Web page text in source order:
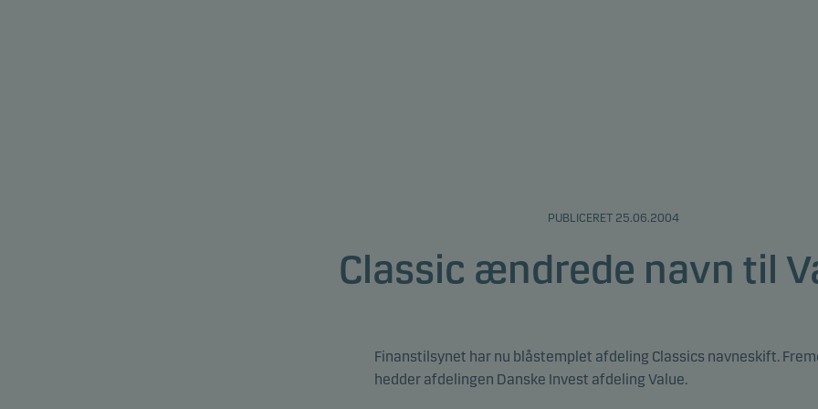
PUBLICERET 25.06.2004
Classic ændrede navn til
Finanstilsynet har nu blåstemplet afdeling Classics navneskift.
hedder afdelingen Danske Invest afdeling Value.